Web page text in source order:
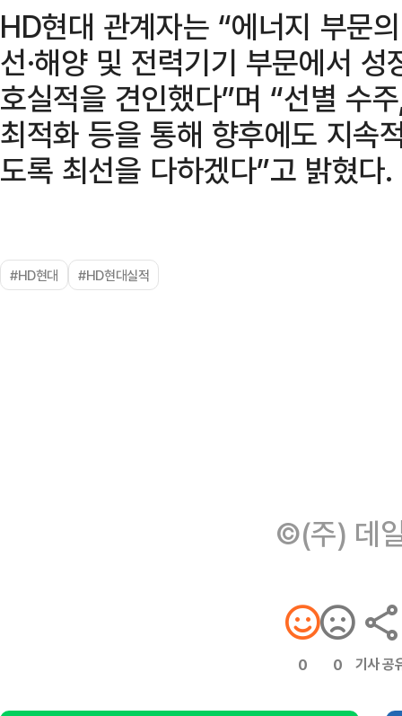
HD현대 관계자는 “에너지 부문
선·해양 및 전력기기 부문에서
호실적을 견인했다”며 “선별 수
최적화 등을 통해 향후에도 지속
도록 최선을 다하겠다”고 밝혔다.
#HD현대 #HD현대실적
©(주) 데
0 0 기사 공